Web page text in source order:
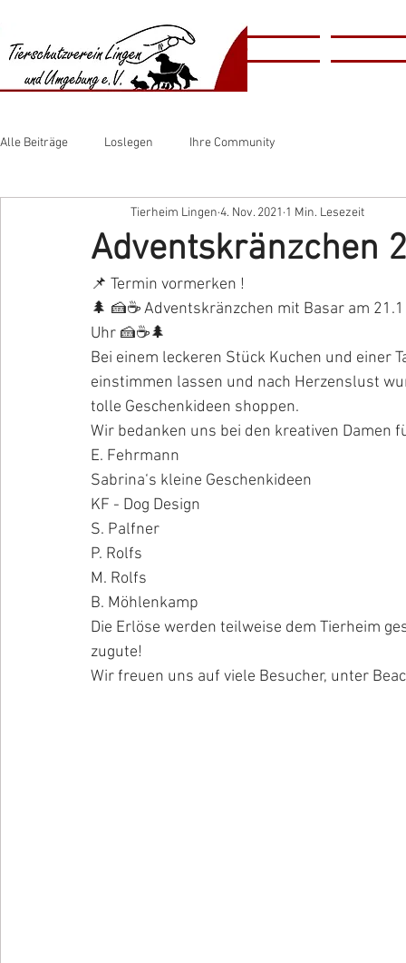
​​Animal
​ShelterHome
Alle Beiträge Loslegen Ihre Community
Adventskränzchen
Tierheim Lingen 4. Nov. 2021 1 Min. Lesezeit
📌 Termin vormerken !
🌲 🍰☕️ Adventskränzchen mit Basar am
Uhr 🍰☕️🌲
Bei einem leckeren Stück Kuchen und einer
einstimmen lassen und nach Herzenslust
tolle Geschenkideen shoppen.
Wir bedanken uns bei den kreativen Damen
E. Fehrmann
Sabrina‘s kleine Geschenkideen
KF - Dog Design
S. Palfner
P. Rolfs
M. Rolfs
B. Möhlenkamp
Die Erlöse werden teilweise dem Tierheim
zugute!
Wir freuen uns auf viele Besucher, unter